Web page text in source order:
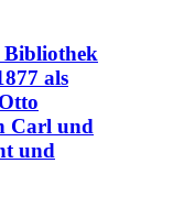
Bibliothek
als
Carl und
und